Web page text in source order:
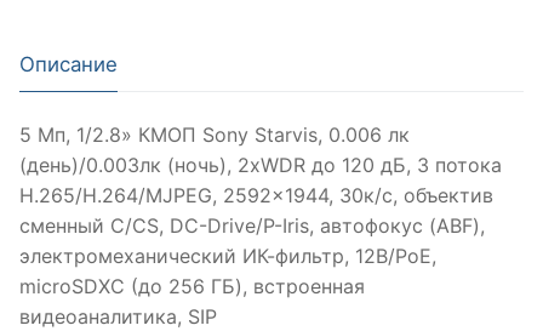
Описание
5 Мп, 1/2.8» КМОП Sony Starvis, 0.006 лк
(день)/0.003лк (ночь), 2xWDR до 120 дБ, 3 потока
H.265/H.264/MJPEG, 2592×1944, 30к/c, объектив
сменный C/CS, DC-Drive/P-Iris, автофокус (ABF),
электромеханический ИК-фильтр, 12В/PoE,
microSDXC (до 256 ГБ), встроенная
видеоаналитика, SIP